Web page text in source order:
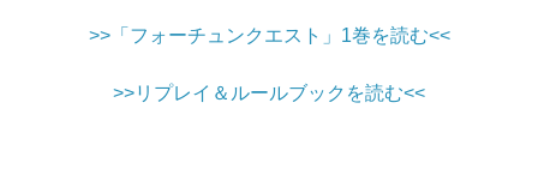
>>「フォーチュンクエスト」1巻を読む<<
>>リプレイ＆ルールブックを読む<<